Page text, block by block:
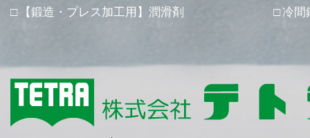
【鍛造・プレス加工用】潤滑剤
冷間